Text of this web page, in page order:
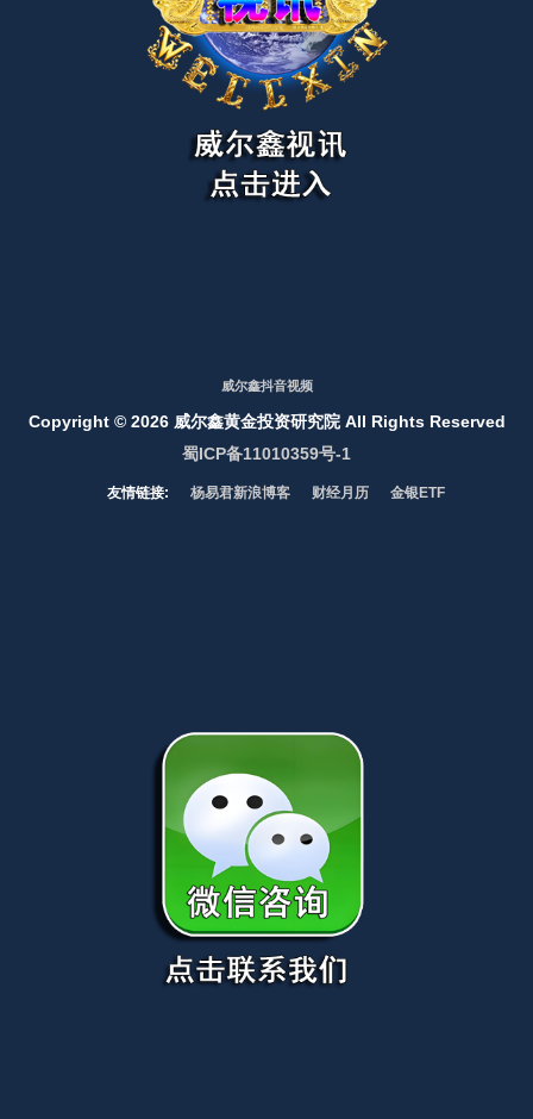
威尔鑫抖音视频
Copyright © 2026 威尔鑫黄金投资研究院 All Rights Reserved
蜀ICP备11010359号-1
友情链接: 杨易君新浪博客 财经月历 金银ETF